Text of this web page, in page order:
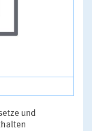
und